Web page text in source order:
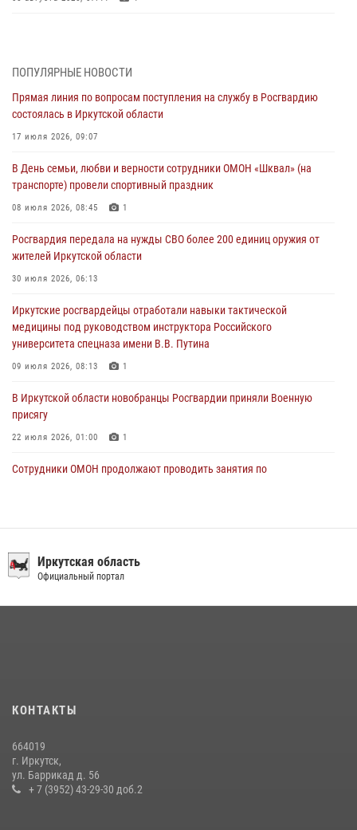
04 августа 2026, 07:14 3
Росгвардейцы потушили загоревшийся автомобиль в Иркутске
03 августа 2026, 04:55
Дню Воздушно-десантных войск в Иркутской области
03 августа 2026, 03:32
сердца к сердцу» (видео)
31 июля 2026, 04:37
пропавшую пожилую женщину в Иркутске
30 июля 2026, 07:37
ПОПУЛЯРНЫЕ НОВОСТИ
Прямая линия по вопросам поступления на службу в Росгвардию
состоялась в Иркутской области
17 июля 2026, 09:07
В День семьи, любви и верности сотрудники ОМОН «Шквал» (на
транспорте) провели спортивный праздник
08 июля 2026, 08:45 1
Росгвардия передала на нужды СВО более 200 единиц оружия от
жителей Иркутской области
30 июля 2026, 06:13
Иркутские росгвардейцы отработали навыки тактической
медицины под руководством инструктора Российского
университета спецназа имени В.В. Путина
09 июля 2026, 08:13 1
В Иркутской области новобранцы Росгвардии приняли Военную
присягу
22 июля 2026, 01:00 1
Сотрудники ОМОН продолжают проводить занятия по
пенсионерку, страдающую потерей памяти
16 июля 2026, 06:50
услуг
В Иркутской области состоится прямая линия по вопросам
поступления на службу в Росгвардию
Иркутская область
Официальный портал
КОНТАКТЫ
664019
г. Иркутск,
ул. Баррикад д. 56
+ 7 (3952) 43-29-30 доб.2